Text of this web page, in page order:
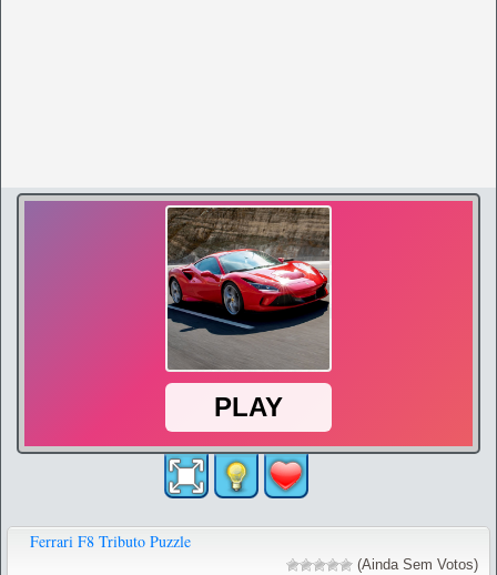
Ferrari F8 Tributo Puzzle
(Ainda Sem Votos)